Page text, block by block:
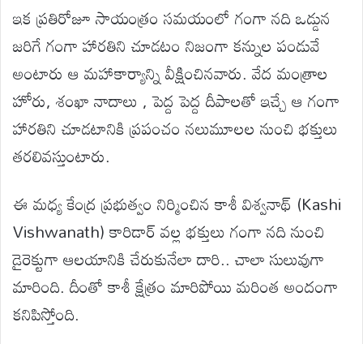
ఇక ప్రతిరోజూ సాయంత్రం సమయంలో గంగా నది ఒడ్డున
జరిగే గంగా హారతిని చూడటం నిజంగా కన్నుల పండువే
అంటారు ఆ మహాకార్యాన్ని వీక్షించినవారు. వేద మంత్రాల
హోరు, శంఖా నాదాలు , పెద్ద పెద్ద దీపాలతో ఇచ్చే ఆ గంగా
హారతిని చూడటానికి ప్రపంచం నలుమూలల నుంచి భక్తులు
తరలివస్తుంటారు.
ఈ మధ్య కేంద్ర ప్రభుత్వం నిర్మించిన కాశీ విశ్వనాథ్ (Kashi
Vishwanath) కారిడార్ వల్ల భక్తులు గంగా నది నుంచి
డైరెక్టుగా ఆలయానికి చేరుకునేలా దారి.. చాలా సులువుగా
మారింది. దీంతో కాశీ క్షేత్రం మారిపోయి మరింత అందంగా
కనిపిస్తోంది.